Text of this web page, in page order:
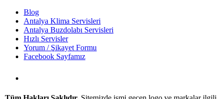
Blog
Antalya Klima Servisleri
Antalya Buzdolabı Servisleri
Hızlı Servisler
Yorum / Şikayet Formu
Facebook Sayfamız